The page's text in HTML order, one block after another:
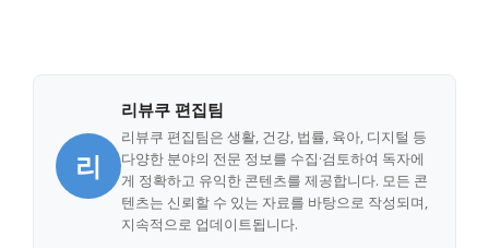
리
리뷰쿠 편집팀
리뷰쿠 편집팀은 생활, 건강, 법률, 육아, 디지털 등
다양한 분야의 전문 정보를 수집·검토하여 독자에
게 정확하고 유익한 콘텐츠를 제공합니다. 모든 콘
텐츠는 신뢰할 수 있는 자료를 바탕으로 작성되며,
지속적으로 업데이트됩니다.